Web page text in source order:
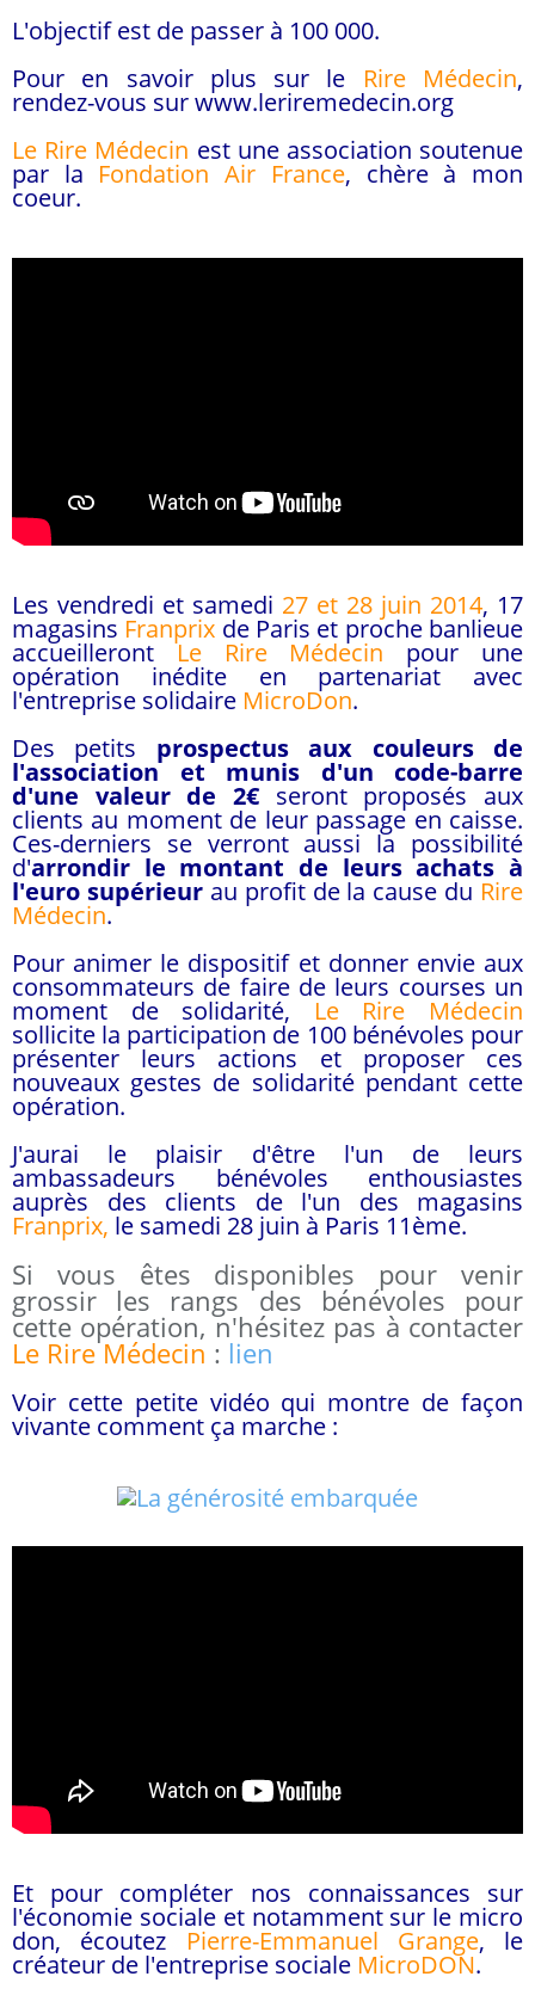
L'objectif est de passer à 100 000.
Pour en savoir plus sur le Rire Médecin,
rendez-vous sur www.leriremedecin.org
Le Rire Médecin est une association soutenue
par la Fondation Air France, chère à mon
coeur.
Les vendredi et samedi 27 et 28 juin 2014, 17
magasins Franprix de Paris et proche banlieue
accueillerontLe Rire Médecin pour une
opération inédite en partenariat avec
l'entreprise solidaire MicroDon.
Des petits prospectus aux couleurs de
l'association et munis d'un code-barre
d'une valeur de 2€ seront proposés aux
clients au moment de leur passage en caisse.
Ces-derniers se verront aussi la possibilité
d'arrondir le montant de leurs achats à
l'euro supérieurau profit de la cause du Rire
Médecin.
Pour animer le dispositif et donner envie aux
consommateurs de faire de leurs courses un
moment de solidarité, Le Rire Médecin
sollicite la participation de 100 bénévoles pour
présenter leurs actions et proposer ces
nouveaux gestes de solidarité pendant cette
opération.
J'aurai le plaisir d'être l'un de leurs
ambassadeurs bénévoles enthousiastes
auprès des clients de l'un des magasins
Franprix, le samedi 28 juin à Paris 11ème.
Si vous êtes disponibles pour venir
grossir les rangs des bénévoles pour
cette opération, n'hésitez pas à contacter
Le Rire Médecin : lien
Voir cette petite vidéo qui montre de façon
vivante comment ça marche :
Et pour compléter nos connaissances sur
l'économie sociale et notamment sur le micro
don, écoutez Pierre-Emmanuel Grange, le
créateur de l'entreprise sociale MicroDON.